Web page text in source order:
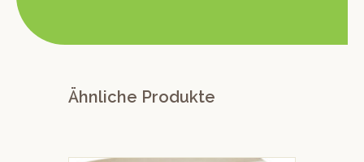
Ähnliche Produkte